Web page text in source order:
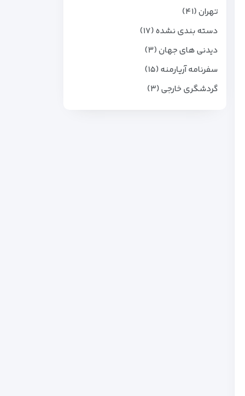
تهران (۴۱)
دسته بندی نشده (۱۷)
دیدنی های جهان (۳)
سفرنامه آریارمنه (۱۵)
گردشگری خارجی (۳)